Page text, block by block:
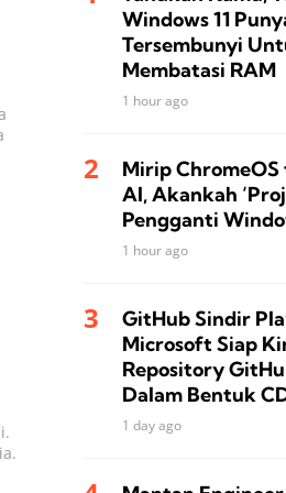
Windows 11
Tersembunyi
Membatasi RAM
1 hour ago
Mirip ChromeOS
AI, Akankah
Pengganti
1 hour ago
GitHub Sindir
Microsoft Siap
Repository
Dalam Bentuk
1 day ago